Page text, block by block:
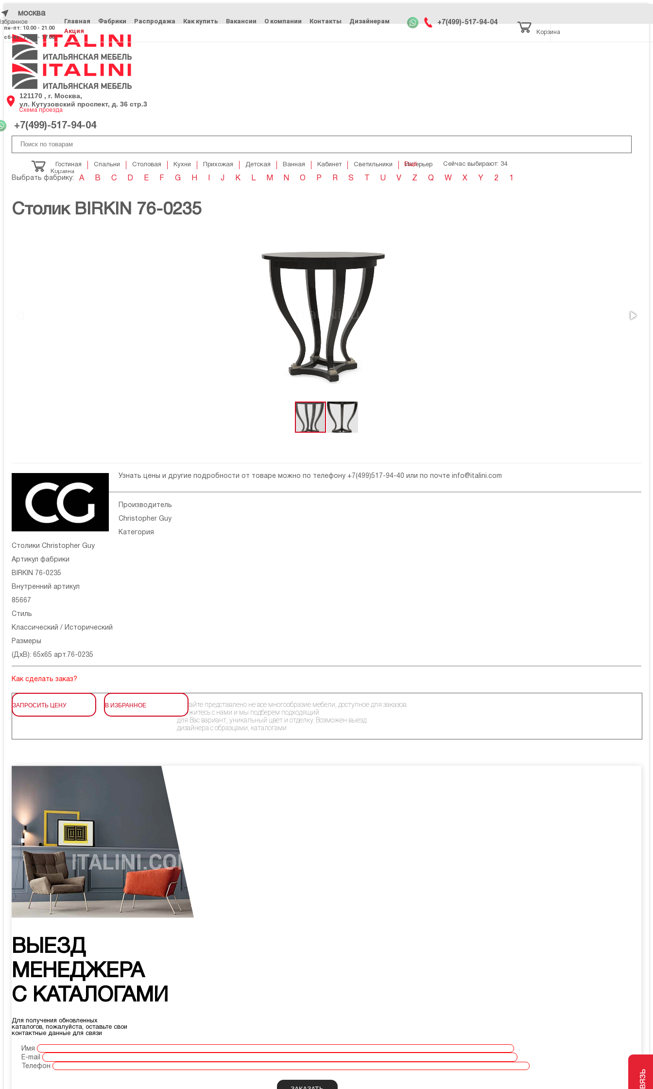
москва
пн-пт: 10.00 - 21.00
сб-вс: 11.00 - 17.00
Главная Фабрики Распродажа Как купить Вакансии О компании Контакты
Дизайнерам
Акция
+7(499)-517-94-04
Корзина
121170 , г. Москва,
ул. Кутузовский проспект, д. 36 стр.3
Схема проезда
+7(499)-517-94-04
Корзина
Ещё
Гостиная Спальни Столовая Кухни Прихожая Детская Ванная Кабинет Светильники Интерьер Сейчас выбирают: 34
Выбрать фабрику: A B C D E F G H J K L M N O P R S U V Z Q W X Y 2 1
Столик BIRKIN 76-0235
Узнать цены и другие подробности от товаре можно по телефону +7(499)517-94-40 или по почте info@italini.com
Производитель
Christopher Guy
Категория
Столики Christopher Guy
Артикул фабрики
BIRKIN 76-0235
Внутренний артикул
85667
Стиль
Классический / Исторический
Размеры
(ДхВ): 65x65 арт.76-0235
Как сделать заказ?
ЗАПРОСИТЬ ЦЕНУ В ИЗБРАННОЕ
На сайте представлено не все многообразие мебели, доступное для заказов.
Свяжитесь с нами и мы подберем подходящий
для Вас вариант, уникальный цвет и отделку. Возможен выезд
дизайнера с образцами, каталогами
ВЫЕЗД
МЕНЕДЖЕРА
С КАТАЛОГАМИ
Для получения обновленных
каталогов, пожалуйста, оставьте свои
контактные данные для связи
Имя
E-mail
Телефон